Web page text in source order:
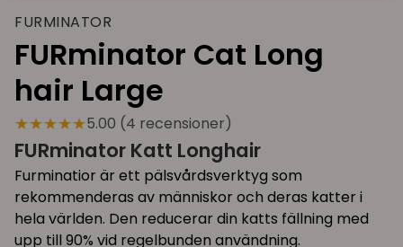
FURMINATOR
FURminator Cat Long
hair Large
★★★★★5.00 (4 recensioner)
FURminator Katt Longhair
Furminatior är ett pälsvårdsverktyg som
rekommenderas av människor och deras katter i
hela världen. Den reducerar din katts fällning med
upp till 90% vid regelbunden användning.